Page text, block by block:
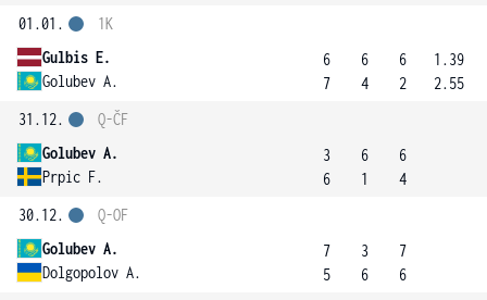
01.01.
Gulbis E.
Golubev A.
1K
6
7
6
4
6
2
1.39
2.55
31.12.
Golubev A.
Prpic F.
Q-ČF
3
6
6
1
6
4
30.12.
Golubev A.
Dolgopolov A.
Q-OF
7
5
3
6
7
6